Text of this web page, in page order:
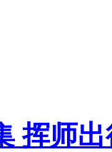
挥师出